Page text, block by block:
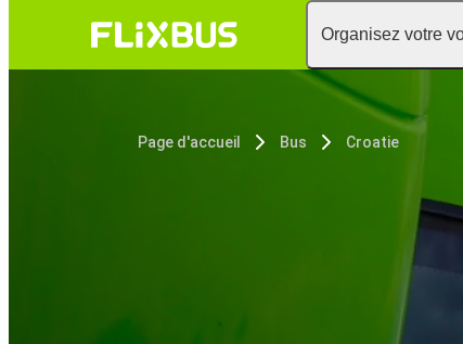
Organisez votre
Page d'accueil Bus Croatie